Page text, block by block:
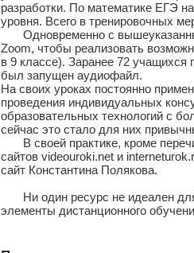
разработки. По математике ЕГЭ
уровня. Всего в тренировочных
Одновременно с
Zoom, чтобы реализовать
в 9 классе). Заранее 72 учащихся
был запущен аудиофайл.
На своих уроках постоянно
проведения индивидуальных
образовательных технологий с
сейчас это стало для них
В своей практике, кроме
сайтов videouroki.net и
сайт Константина Полякова.
Ни один ресурс не идеален для
элементы дистанционного